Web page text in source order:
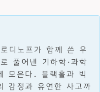
디노프가 함께 쓴 우
풀어낸 기하학·과학
모은다. 블랙홀과 빅
감정과 유연한 사고까